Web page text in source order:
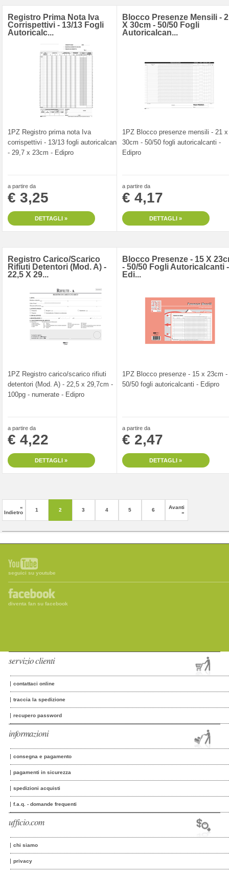
Registro Prima Nota Iva
Corrispettivi - 13/13 Fogli
Autoricalc...
1PZ Registro prima nota Iva
corrispettivi - 13/13 fogli autoricalcanti
- 29,7 x 23cm - Edipro
a partire da
€ 3,25
DETTAGLI »
Blocco Presenze Mensili -
X 30cm - 50/50 Fogli
Autoricalcan...
1PZ Blocco presenze mensili - 21 x
30cm - 50/50 fogli autoricalcanti -
Edipro
a partire da
€ 4,17
DETTAGLI »
Registro Carico/scarico
Rifiuti Detentori (Mod. A) -
22,5 X 29...
1PZ Registro carico/scarico rifiuti
detentori (Mod. A) - 22,5 x 29,7cm -
100pg - numerate - Edipro
a partire da
€ 4,22
DETTAGLI »
Blocco Presenze - 15 X
- 50/50 Fogli Autoricalcanti -
Edi...
1PZ Blocco presenze - 15 x 23cm -
50/50 fogli autoricalcanti - Edipro
a partire da
€ 2,47
DETTAGLI »
«
Indietro
1 2 3 4 5 6
Avanti
»
seguici su youtube
diventa fan su facebook
servizio clienti
contattaci online
traccia la spedizione
recupero password
informazioni
consegna e pagamento
pagamenti in sicurezza
spedizioni acquisti
f.a.q. - domande frequenti
ufficio.com
chi siamo
privacy